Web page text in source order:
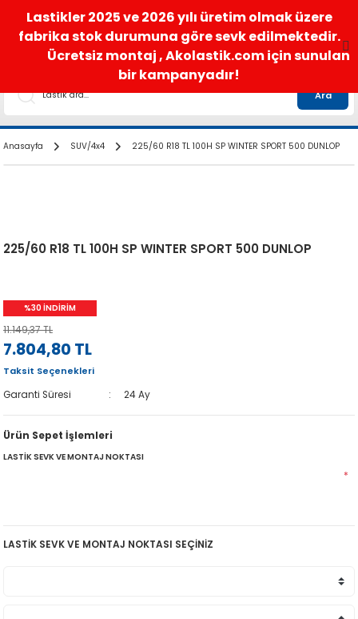
satis@akolastik.com 0 850 285 63 85
Ara
Anasayfa SUV/4x4 225/60 R18 TL 100H SP WINTER SPORT 500 DUNLOP
225/60 R18 TL 100H SP WINTER SPORT 500 DUNLOP
%30 İNDİRİM
11.149,37 TL
7.804,80 TL
Taksit Seçenekleri
Garanti Süresi
24 Ay
Ürün Sepet İşlemleri
LASTİK SEVK VE MONTAJ NOKTASI
*
LASTİK SEVK VE MONTAJ NOKTASI SEÇİNİZ
Lastikler 2025 ve 2026 yılı üretim olmak üzere
fabrika stok durumuna göre sevk edilmektedir.
Ücretsiz montaj , Akolastik.com için sunulan
bir kampanyadır!